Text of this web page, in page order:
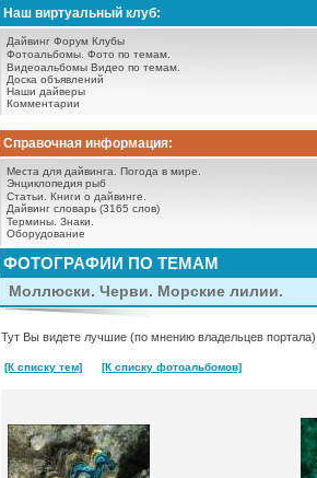
Наш виртуальный клуб:
Дайвинг Форум Клубы
Фотоальбомы. Фото по темам.
Видеоальбомы Видео по темам.
Доска объявлений
Наши дайверы
Комментарии
Справочная информация:
Места для дайвинга.
Погода в мире.
Энциклопедия рыб
Статьи.
Книги о дайвинге.
Дайвинг словарь (3165 слов)
Термины. Знаки.
Оборудование
ФОТОГРАФИИ ПО ТЕМАМ
Моллюски. Черви. Морские лилии.
Тут Вы видете лучшие (по мнению владельцев
[К списку тем] [К списку фотоальбомов]